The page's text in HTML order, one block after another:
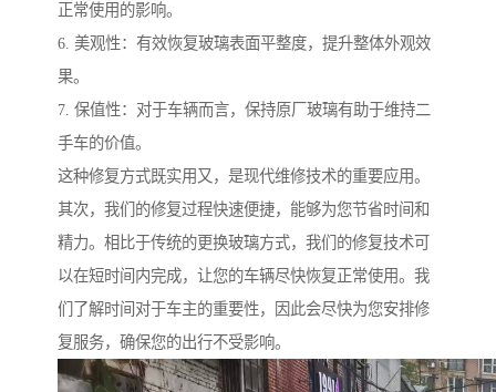
正常使用的影响。
6. 美观性：有效恢复玻璃表面平整度，提升整体外观效
果。
7. 保值性：对于车辆而言，保持原厂玻璃有助于维持二
手车的价值。
这种修复方式既实用又，是现代维修技术的重要应用。
其次，我们的修复过程快速便捷，能够为您节省时间和
精力。相比于传统的更换玻璃方式，我们的修复技术可
以在短时间内完成，让您的车辆尽快恢复正常使用。我
们了解时间对于车主的重要性，因此会尽快为您安排修
复服务，确保您的出行不受影响。